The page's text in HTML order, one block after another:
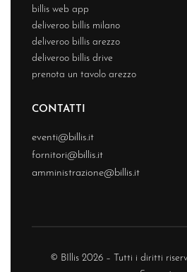
billis web app
deliveroo billis milano
deliveroo billis arezzo
deliveroo billis drive
prenota un tavolo arezzo
CONTATTI
eventi@billis.it
fornitori@billis.it
amministrazione@billis.it
© BIllis 2026 – Tutti i diritti